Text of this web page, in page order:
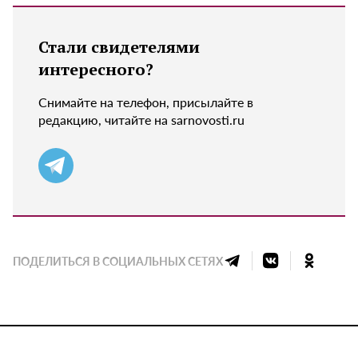
Стали свидетелями
интересного?
Снимайте на телефон, присылайте в
редакцию, читайте на sarnovosti.ru
ПОДЕЛИТЬСЯ В СОЦИАЛЬНЫХ СЕТЯХ